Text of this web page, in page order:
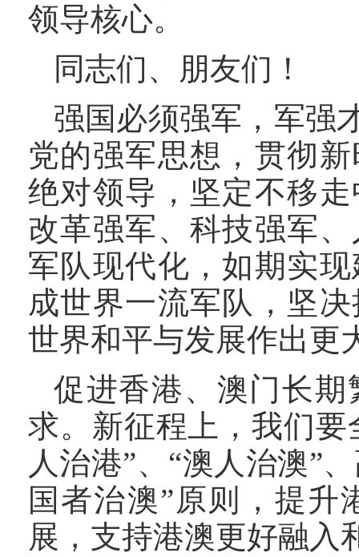
领导核心。
同志们、朋友们！
强国必须强军，军强
党的强军思想，贯彻
绝对领导，坚定不移
改革强军、科技强军
军队现代化，如期实
成世界一流军队，坚
世界和平与发展作出更
促进香港、澳门长
求。新征程上，我们要
人治港”、“澳人治澳”
国者治澳”原则，提
展，支持港澳更好融入